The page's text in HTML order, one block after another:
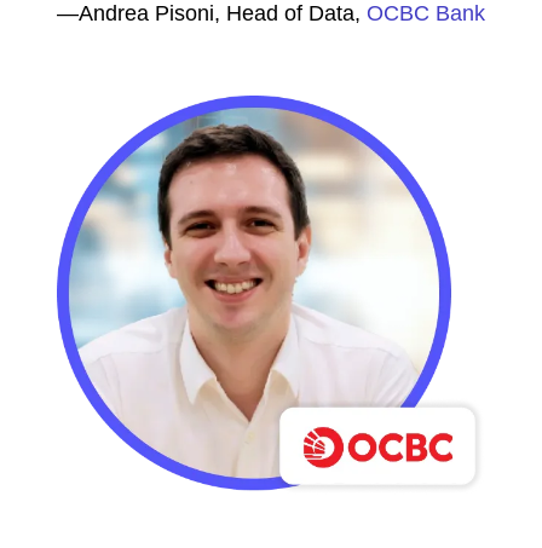
—Andrea Pisoni, Head of Data, OCBC Bank